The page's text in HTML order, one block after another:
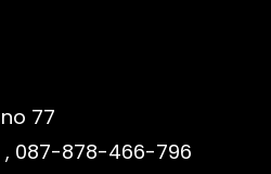
77
087-878-466-796